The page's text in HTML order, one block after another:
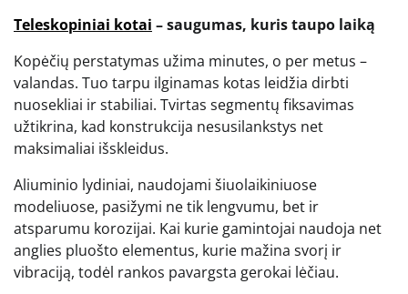
Teleskopiniai kotai – saugumas, kuris taupo laiką
Kopėčių perstatymas užima minutes, o per metus –
valandas. Tuo tarpu ilginamas kotas leidžia dirbti
nuosekliai ir stabiliai. Tvirtas segmentų fiksavimas
užtikrina, kad konstrukcija nesusilankstys net
maksimaliai išskleidus.
Aliuminio lydiniai, naudojami šiuolaikiniuose
modeliuose, pasižymi ne tik lengvumu, bet ir
atsparumu korozijai. Kai kurie gamintojai naudoja net
anglies pluošto elementus, kurie mažina svorį ir
vibraciją, todėl rankos pavargsta gerokai lėčiau.